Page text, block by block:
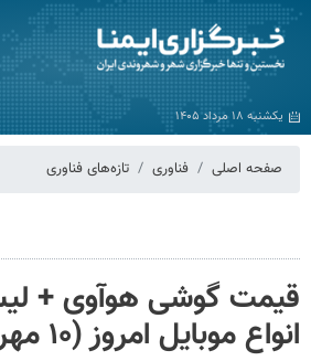
یکشنبه ۱۸ مرداد ۱۴۰۵
صفحه اصلی فناوری تازه‌های فناوری
قیمت گوشی هوآوی +
انواع موبایل امروز (۱۰ مهر)